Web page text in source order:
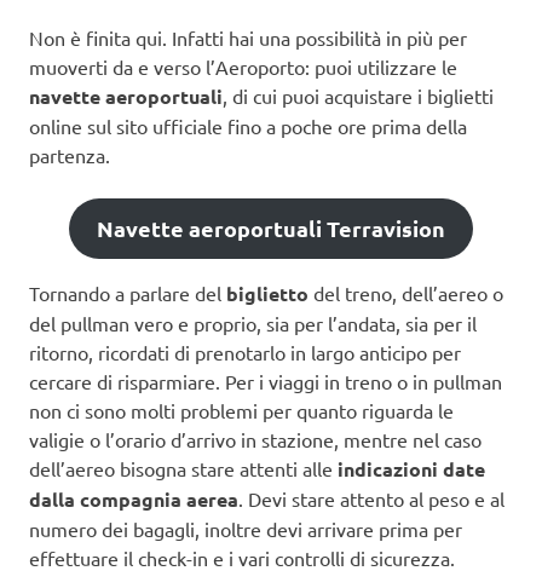
Non è finita qui. Infatti hai una possibilità in più per
muoverti da e verso l’Aeroporto: puoi utilizzare le
navette aeroportuali, di cui puoi acquistare i biglietti
online sul sito ufficiale fino a poche ore prima della
partenza.
Navette aeroportuali Terravision
Tornando a parlare del biglietto del treno, dell’aereo o
del pullman vero e proprio, sia per l’andata, sia per il
ritorno, ricordati di prenotarlo in largo anticipo per
cercare di risparmiare. Per i viaggi in treno o in pullman
non ci sono molti problemi per quanto riguarda le
valigie o l’orario d’arrivo in stazione, mentre nel caso
dell’aereo bisogna stare attenti alle indicazioni date
dalla compagnia aerea . Devi stare attento al peso e al
numero dei bagagli, inoltre devi arrivare prima per
effettuare il check-in e i vari controlli di sicurezza.